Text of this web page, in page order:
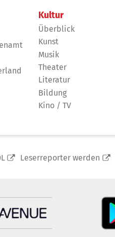
Kultur
Überblick
Kunst
Musik
Theater
Literatur
Bildung
Kino / TV
Leserreporter werden